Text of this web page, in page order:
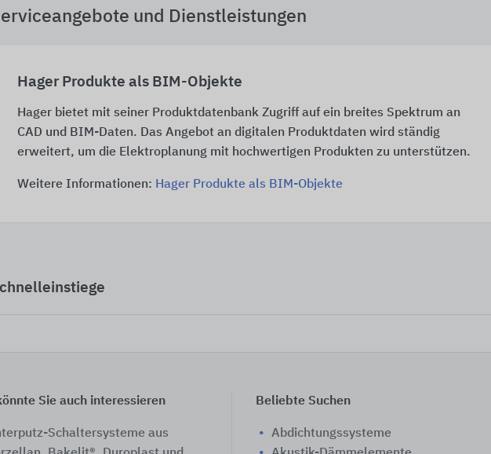
und Dienstleistungen
Hager Produkte als BIM-Objekte
Hager bietet mit seiner Produktdatenbank Zugriff auf ein breites Spektrum an
CAD und BIM-Daten. Das Angebot an digitalen Produktdaten wird ständig
erweitert, um die Elektroplanung mit hochwertigen Produkten zu unterstützen.
Weitere Informationen: Hager Produkte als BIM-Objekte
Sie auch interessieren
Schaltersysteme aus
Beliebte Suchen
Abdichtungssysteme